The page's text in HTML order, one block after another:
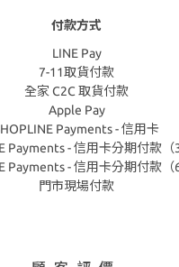
付款方式
LINE Pay
7-11取貨付款
全家 C2C 取貨付款
Apple Pay
Payments - 信用卡
Payments - 信用卡分期付款（3
Payments - 信用卡分期付款（6
門市現場付款